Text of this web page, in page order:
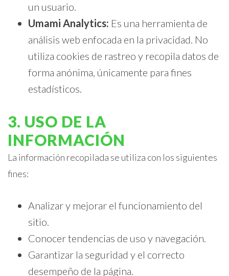
un usuario.
Umami Analytics: Es una herramienta de
análisis web enfocada en la privacidad. No
utiliza cookies de rastreo y recopila datos de
forma anónima, únicamente para fines
estadísticos.
3. USO DE LA
INFORMACIÓN
La información recopilada se utiliza con los siguientes
fines:
Analizar y mejorar el funcionamiento del
sitio.
Conocer tendencias de uso y navegación.
Garantizar la seguridad y el correcto
desempeño de la página.